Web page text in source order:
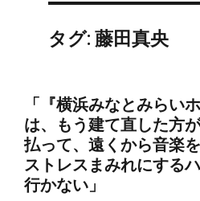
タグ: 藤田真央
「『横浜みなとみらい
は、もう建て直した方
払って、遠くから音楽
ストレスまみれにする
行かない」